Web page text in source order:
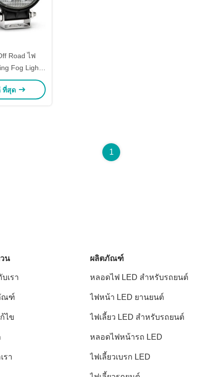
Road ไฟ
Fog Light
ก SUV
ที่สุด
1
น
บเรา
ณฑ์
ไข
รา
ผลิตภัณฑ์
หลอดไฟ LED สำหรับรถยนต์
ไฟหน้า LED ยานยนต์
ไฟเลี้ยว LED สำหรับรถยนต์
หลอดไฟหน้ารถ LED
ไฟเลี้ยวเบรก LED